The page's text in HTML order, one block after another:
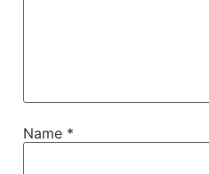
Name *